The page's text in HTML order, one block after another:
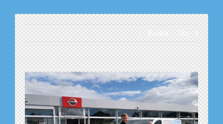
Zurück Vor
Zeige
grösseres
Bild